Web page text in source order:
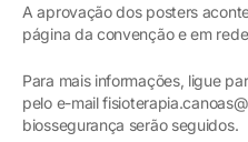
A aprovação dos posters
página da convenção e em
Para mais informações, ligue
pelo e-mail
biossegurança serão seguidos.